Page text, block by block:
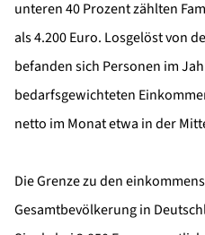
unteren 40 Prozent zählten
als 4.200 Euro. Losgelöst von
befanden sich Personen im
bedarfsgewichteten
netto im Monat etwa in der
Die Grenze zu den
Gesamtbevölkerung in